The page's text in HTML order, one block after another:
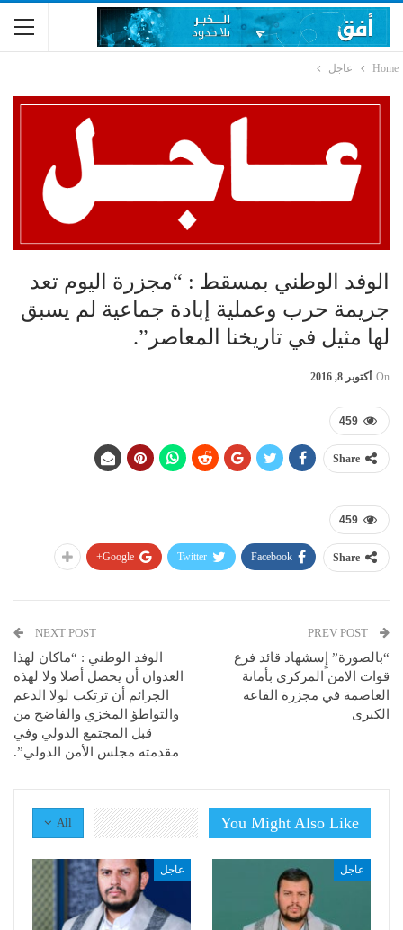
Home عاجل
الوفد الوطني بمسقط : “مجزرة اليوم تعد
جريمة حرب وعملية إبادة جماعية لم يسبق
لها مثيل في تاريخنا المعاصر”.
On أكتوبر 8, 2016
459
Share
459
Share
Facebook
Twitter
Google+
“بالصورة” إٍسشهاد قائد فرع
قوات الامن المركزي بأمانة
العاصمة في مجزرة القاعه
الكبرى
NEXT POST
الوفد الوطني : “ماكان لهذا
العدوان أن يحصل أصلا ولا لهذه
الجرائم أن ترتكب لولا الدعم
والتواطؤ المخزي والفاضح من
قبل المجتمع الدولي وفي
مقدمته مجلس الأمن الدولي”.
All You Might Also Like
عاجل عاجل